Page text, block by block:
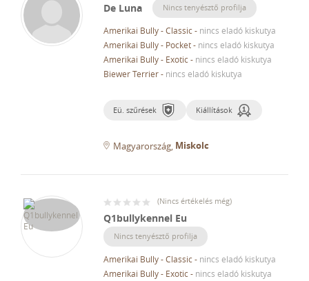
De Luna Nincs tenyésztő profilja
Amerikai Bully - Classic- nincs eladó kiskutya
Amerikai Bully - Pocket- nincs eladó kiskutya
Amerikai Bully - Exotic- nincs eladó kiskutya
Biewer Terrier- nincs eladó kiskutya
Eü. szűrések Kiállítások
Magyarország Miskolc
(Nincs értékelés még)
Q1bullykennel Eu
Nincs tenyésztő profilja
Amerikai Bully - Classic- nincs eladó kiskutya
Amerikai Bully - Exotic- nincs eladó kiskutya